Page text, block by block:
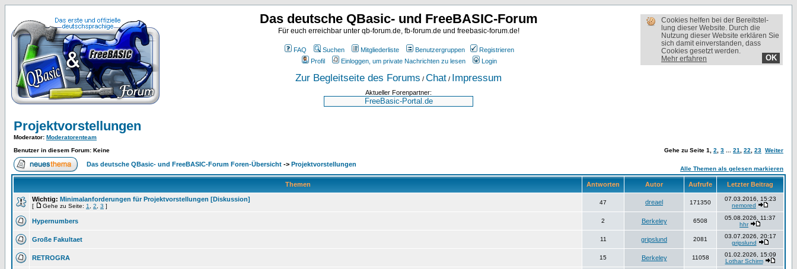
Cookies helfen bei der Bereit­stel­
lung dieser Website. Durch die
Nutzung dieser Website erklären Sie
sich damit einverstanden, dass
Cookies gesetzt werden.
Mehr erfahren
OK
Das deutsche QBasic- und FreeBASIC-Forum
Für euch erreichbar unter qb-forum.de, fb-forum.de und freebasic-forum.de!
FAQ Suchen Mitgliederliste Benutzergruppen
Registrieren
Profil
Einloggen, um private Nachrichten zu lesen Login
Zur Begleitseite des Forums / Chat / Impressum
Aktueller Forenpartner:
Projektvorstellungen
Moderator: Moderatorenteam
Benutzer in diesem Forum: Keine
Gehe zu Seite 1 2 3 21 22 23 Weiter
Das deutsche QBasic- und FreeBASIC-Forum Foren-Übersicht -> Projektvorstellungen
Alle Themen als gelesen markieren
Themen Antworten Autor Aufrufe Letzter Beitrag
Wichtig: Minimalanforderungen für Projektvorstellungen [Diskussion]
[ Gehe zu Seite: 1 2 3 ]
47 dreael 171350
07.03.2016, 15:23
nemored
Hypernumbers 2 Berkeley 6508
05.08.2026, 11:37
hhr
Große Fakultaet 11 gripslund 2081
03.07.2026, 20:17
gripslund
RETROGRA 15 Berkeley 11058
01.02.2026, 15:09
Lothar Schirm